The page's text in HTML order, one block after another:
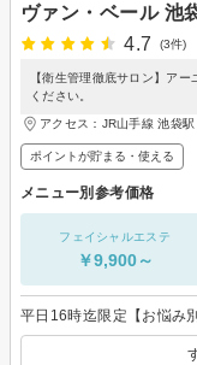
ヴァン・ベール 池
4.7
(3件)
【衛生管理徹底サロン】ア
ください。
アクセス：JR山手線 池袋
ポイントが貯まる・使える
メニュー別参考価格
フェイシャルエステ
￥9,900～
平日16時迄限定【お悩み